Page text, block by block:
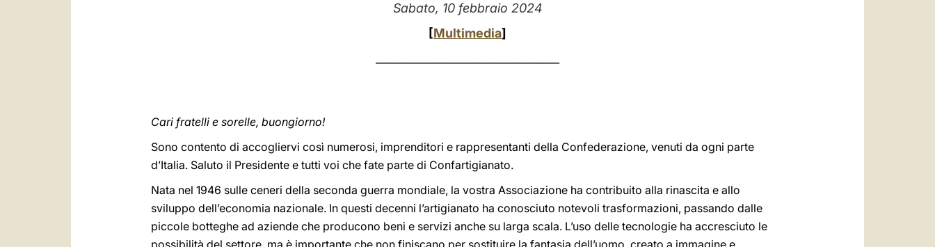
Sabato, 10 febbraio 2024
[Multimedia]
Cari fratelli e sorelle, buongiorno!
Sono contento di accogliervi così numerosi, imprenditori e rappresentanti della Confederazione, venuti da ogni parte
d’Italia. Saluto il Presidente e tutti voi che fate parte di Confartigianato.
Nata nel 1946 sulle ceneri della seconda guerra mondiale, la vostra Associazione ha contribuito alla rinascita e allo
sviluppo dell’economia nazionale. In questi decenni l’artigianato ha conosciuto notevoli trasformazioni, passando dalle
piccole botteghe ad aziende che producono beni e servizi anche su larga scala. L’uso delle tecnologie ha accresciuto le
possibilità del settore, ma è importante che non finiscano per sostituire la fantasia dell’uomo, creato a immagine e